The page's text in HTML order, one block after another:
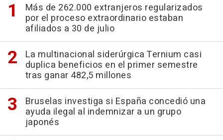
Más de 262.000 extranjeros regularizados
por el proceso extraordinario estaban
afiliados a 30 de julio
La multinacional siderúrgica Ternium casi
duplica beneficios en el primer semestre
tras ganar 482,5 millones
Bruselas investiga si España concedió una
ayuda ilegal al indemnizar a un grupo
japonés